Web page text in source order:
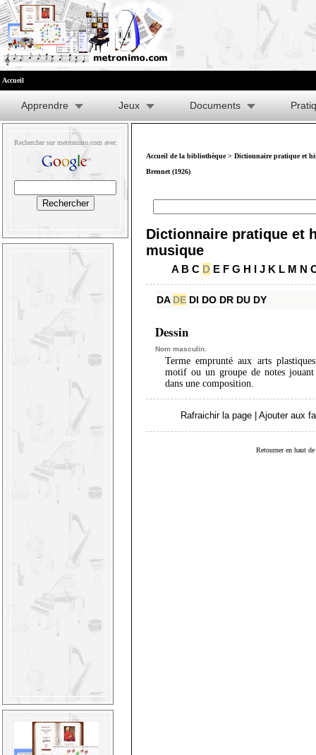
Accueil
Apprendre Jeux Documents
Rechercher sur metronimo.com avec
Accueil de la bibliothèque> Dictionnaire pratique et
Brennet (1926)
Dictionnaire pratique et
musique
A B C D E F G H I J K L M N
DA DE DI DO DR DU DY
Dessin
Nom masculin.
Terme emprunté aux arts
motif ou un groupe de notes
dans une composition.
Rafraichir la page Ajouter aux
Retourner en haut de